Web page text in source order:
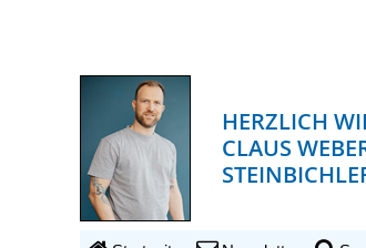
HERZLICH
CLAUS